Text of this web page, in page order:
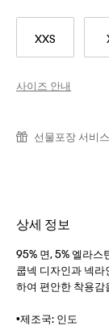
XXS
사이즈 안내
선물포장 서비스
상세 정보
95% 면, 5% 엘라스
쿱넥 디자인과 넥
하여 편안한 착용감
•제조국: 인도